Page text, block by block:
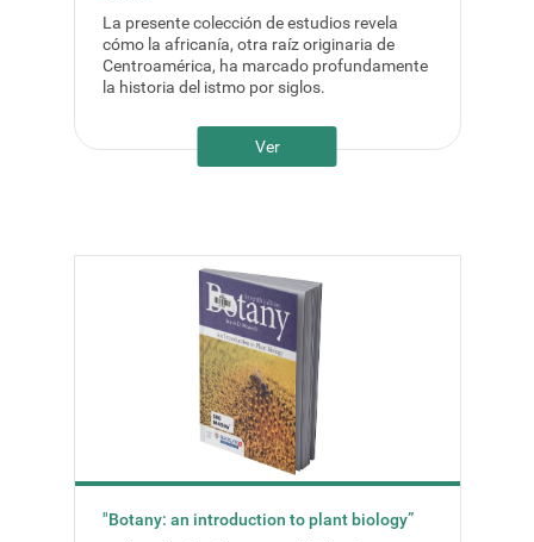
La presente colección de estudios revela
cómo la africanía, otra raíz originaria de
Centroamérica, ha marcado profundamente
la historia del istmo por siglos.
Ver
"Botany: an introduction to plant biology”